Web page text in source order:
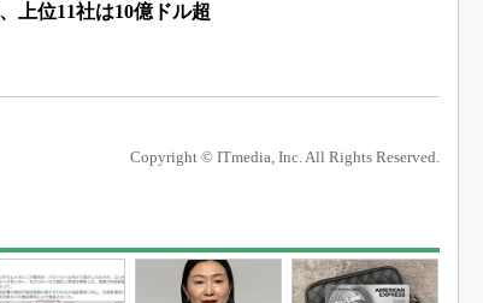
上位11社は10億ドル超
Copyright © ITmedia, Inc. All Rights Reserved.